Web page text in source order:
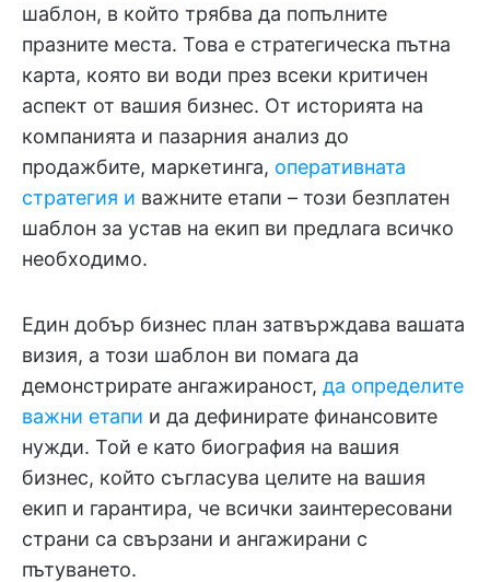
шаблон, в който трябва да попълните
празните места. Това е стратегическа пътна
карта, която ви води през всеки критичен
аспект от вашия бизнес. От историята на
компанията и пазарния анализ до
продажбите, маркетинга, оперативната
стратегия и важните етапи – този безплатен
шаблон за устав на екип ви предлага всичко
необходимо.
Един добър бизнес план затвърждава вашата
визия, а този шаблон ви помага да
демонстрирате ангажираност, да определите
важни етапи и да дефинирате финансовите
нужди. Той е като биография на вашия
бизнес, който съгласува целите на вашия
екип и гарантира, че всички заинтересовани
страни са свързани и ангажирани с
пътуването.